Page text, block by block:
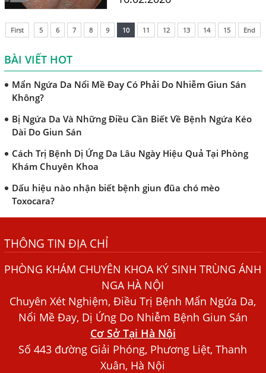
và phòng lây nhiễm hiệu
quả.
First 5 6 7 8 9 10 11 12 13 14 15 End
BÀI VIẾT HOT
TRIỆU CHỨNG GIUN SÁN CHÓ MÈO
Khi Trẻ Bị Dị Ứng Da Cần Làm Xét Nghiệm Gì Tìm Nguyên
Nhân Dị Ứng Da
Điều trị bệnh sán lá gan ở đâu?
Mẩn Ngứa Da Nổi Mề Đay Có Phải Do Nhiễm Giun Sán
Không?
Bị Ngứa Da Và Những Điều Cần Biết Về Bệnh Ngứa Kéo
Dài Do Giun Sán
Cách Trị Bệnh Dị Ứng Da Lâu Ngày Hiệu Quả Tại Phòng
Khám Chuyên Khoa
Dấu hiệu nào nhận biết bệnh giun đũa chó mèo
Toxocara?
Bệnh Chàm Và Những Yếu Tố Liên Quan Đến Bệnh Giun
Sán
Dấu Hiệu Ngứa Da, Dị Ứng, Nổi Mề Đay Do Nhiễm Sán
Bác sĩ Nguyễn Ngọc Ánh Phòng Khám Ánh Nga Đề Tài
Nghiên Cứu Khoa
Xét Nghiệm Giun Sán Gồm Những Loại Nào? Chi Phí Bao
THÔNG TIN ĐỊA CHỈ
PHÒNG KHÁM CHUYÊN KHOA KÝ SINH TRÙNG ÁNH
NGA HÀ NỘI
Chuyên Xét Nghiệm, Điều Trị Bệnh Mẩn Ngứa Da,
Nổi Mề Đay, Dị Ứng Do Nhiễm Bệnh Giun Sán
Cơ Sở Tại Hà Nội
Số 443 đường Giải Phóng, Phương Liệt, Thanh
Xuân, Hà Nội